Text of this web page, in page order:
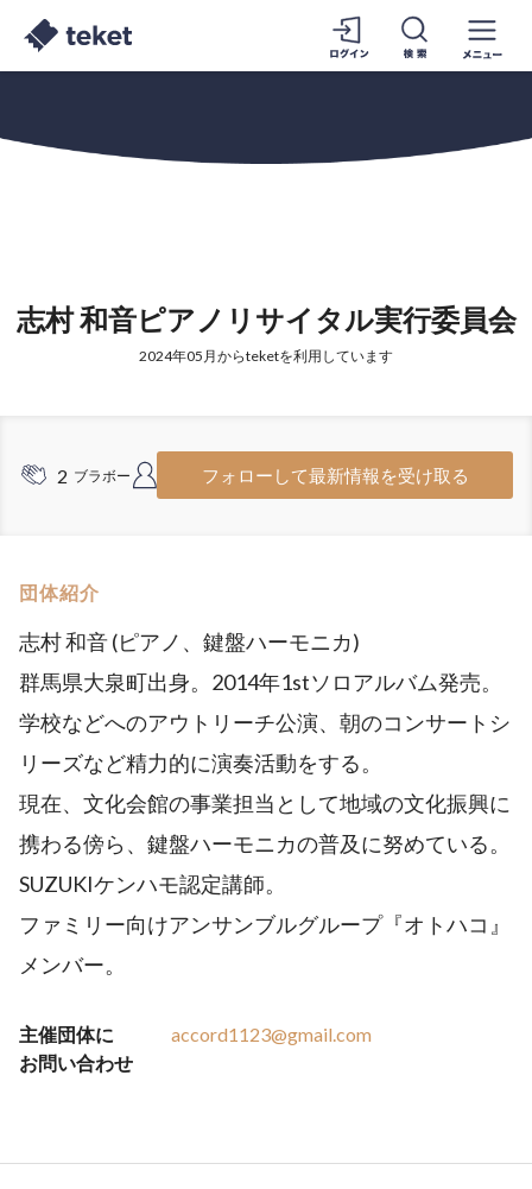
志村 和音ピアノリサイタル実行委員会
2024年05月からteketを利用しています
2 ブラボー フォロワー
フォローして最新情報を受け取る
団体紹介
志村 和音 (ピアノ、鍵盤ハーモニカ)
群馬県大泉町出身。2014年1stソロアルバム発売。
学校などへのアウトリーチ公演、朝のコンサートシ
リーズなど精力的に演奏活動をする。
現在、文化会館の事業担当として地域の文化振興に
携わる傍ら、鍵盤ハーモニカの普及に努めている。
SUZUKIケンハモ認定講師。
ファミリー向けアンサンブルグループ『オトハコ』
メンバー。
主催団体に
お問い合わせ
accord1123@gmail.com